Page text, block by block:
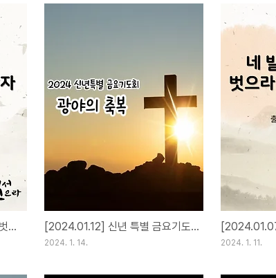
[2024.01.14] 네 발에서 신을 벗으라 ② 갈대상자 [2024.01.12] 신년 특별 금요기도회
2024. 1. 14. 2024. 1. 11.